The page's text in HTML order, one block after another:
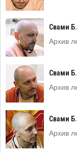
Свами
Архив
Свами
Архив
Свами
Архив